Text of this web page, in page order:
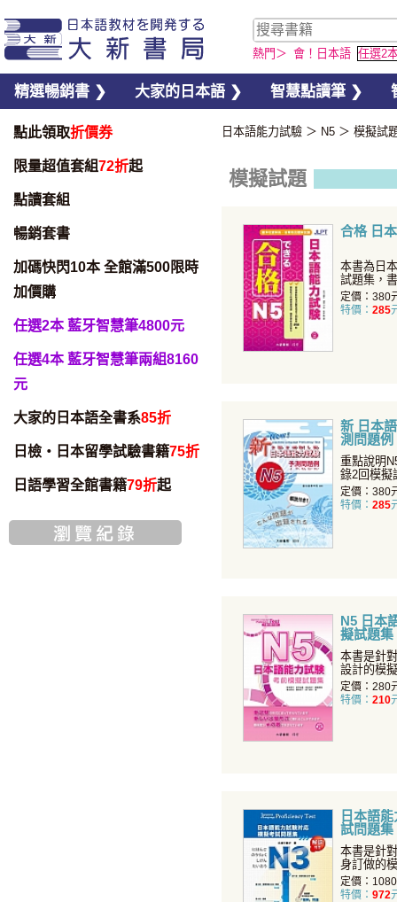
熱門＞ 會！日本語 任選2
精選暢銷書 ❯ 大家的日本語 ❯ 智慧點讀筆 ❯
點此領取折價券
限量超值套組72折起
點讀套組
暢銷套書
加碼快閃10本 全館滿500限時
加價購
任選2本 藍牙智慧筆4800元
任選4本 藍牙智慧筆兩組8160
元
大家的日本語全書系85折
日檢・日本留學試驗書籍75折
日語學習全館書籍79折起
日本語能力試驗 ＞ N5 ＞ 模擬試
模擬試題
合格 日
本書為日
試題集，
式，且題
定價：380
特價： 285
新 日本
測問題例
重點說明
錄2回模擬
提早掌握
定價：380
特價： 285
N5 日本
擬試題集
本書是針
設計的模
回模擬試
定價：280
特價： 210
日本語
試問題
本書是針
身訂做的
回模擬試
定價：
特價： 972